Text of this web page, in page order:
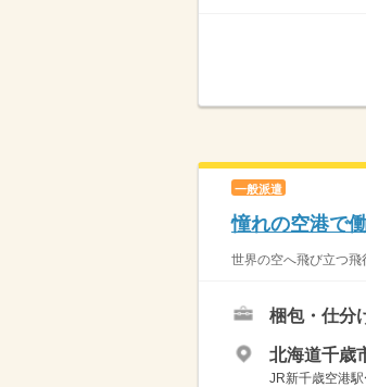
一般派遣
憧れの空港で
世界の空へ飛び立つ飛
梱包・仕分
北海道千歳
JR新千歳空港